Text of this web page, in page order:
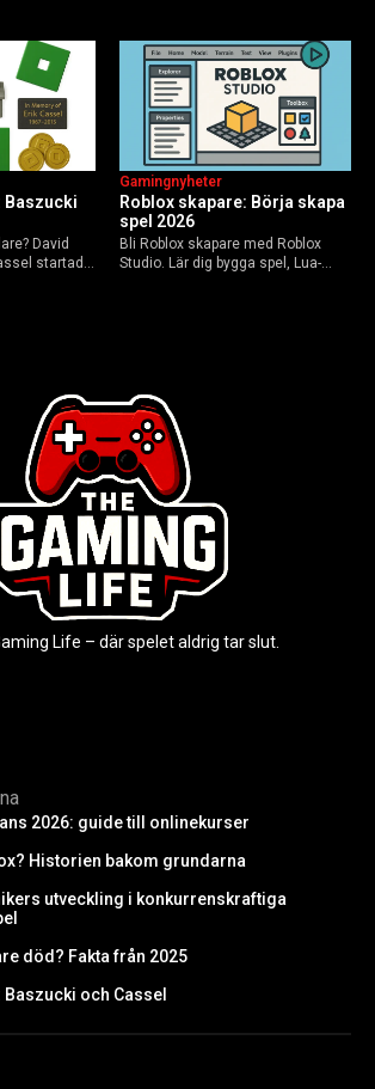
Baszucki
David
startade
Roblox skapare: Börja skapa
spel 2026
Gamingnyheter
Bli Roblox skapare med Roblox
Studio. Lär dig bygga spel, Lua-
Life – där spelet aldrig tar slut.
2026: guide till onlinekurser
Historien bakom grundarna
utveckling i konkurrenskraftiga
död? Fakta från 2025
och Cassel